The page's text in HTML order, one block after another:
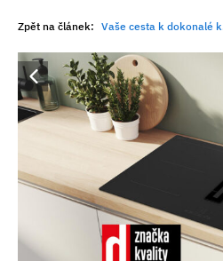
Zpět na článek: Vaše cesta k dokonalé kuchyni: Investice do kvality, která se vyplatí